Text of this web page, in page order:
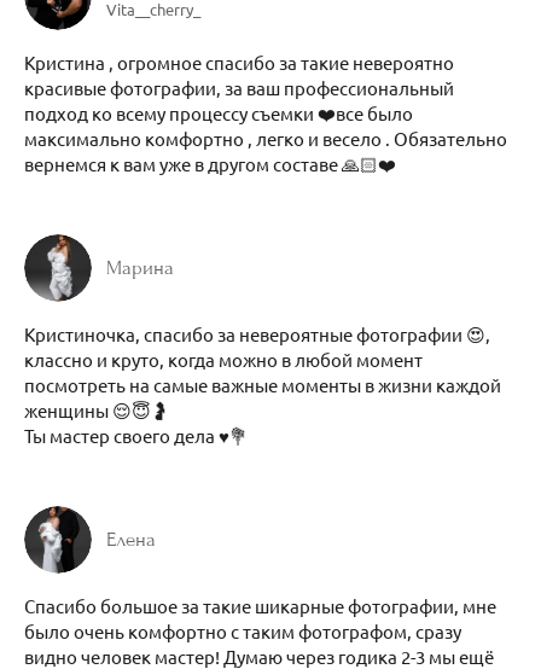
Vita__cherry_
Кристина , огромное спасибо за такие невероятно
красивые фотографии, за ваш профессиональный
подход ко всему процессу съемки ❤️все было
максимально комфортно , легко и весело . Обязательно
вернемся к вам уже в другом составе 🙏🏻❤️
Марина
Кристиночка, спасибо за невероятные фотографии 😍,
классно и круто, когда можно в любой момент
посмотреть на самые важные моменты в жизни каждой
женщины 😌😇🤰
Ты мастер своего дела ♥️💐
Елена
Спасибо большое за такие шикарные фотографии, мне
было очень комфортно с таким фотографом, сразу
видно человек мастер! Думаю через годика 2-3 мы ещё